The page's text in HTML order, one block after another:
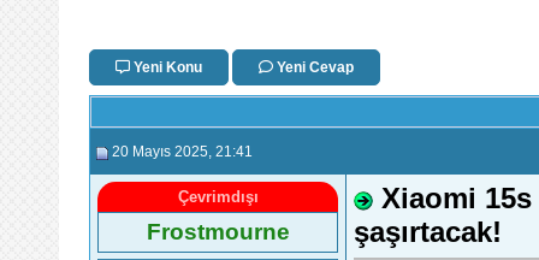
Yeni Konu Yeni Cevap
20 Mayıs 2025 , 21:41
Çevrimdışı
Frostmourne
Xiaomi
şaşırtacak!